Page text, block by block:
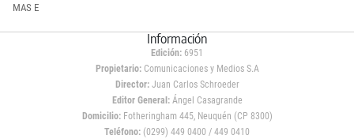
MAS E
Información
Edición: 6951
Propietario:Comunicaciones y Medios S.A
Director: Juan Carlos Schroeder
Editor General:Ángel Casagrande
Domicilio:Fotheringham 445, Neuquén (CP 8300)
Teléfono: (0299) 449 0400 / 449 0410